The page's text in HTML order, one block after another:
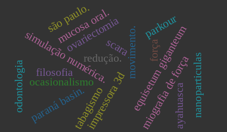
impressora 3d
scara
simulação numérica. equisetum giganteum
ovariectomia
miografia de força
ayahuasca
tabagismo
redução.
ocasionalismo
força
movimento.
odontologia
mucosa oral.
paraná basin.
parkour
são paulo.
nanoparticulas
filosofia